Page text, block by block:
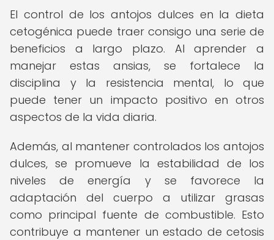
El control de los antojos dulces en la dieta
cetogénica puede traer consigo una serie de
beneficios a largo plazo. Al aprender a
manejar estas ansias, se fortalece la
disciplina y la resistencia mental, lo que
puede tener un impacto positivo en otros
aspectos de la vida diaria.
Además, al mantener controlados los antojos
dulces, se promueve la estabilidad de los
niveles de energía y se favorece la
adaptación del cuerpo a utilizar grasas
como principal fuente de combustible. Esto
contribuye a mantener un estado de cetosis